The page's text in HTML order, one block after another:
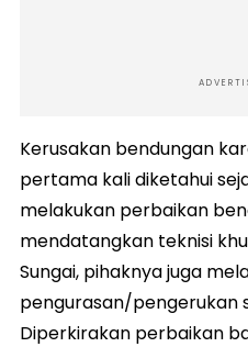
Kerusakan bendungan
pertama kali diketahui
melakukan perbaikan
mendatangkan teknisi
Sungai, pihaknya juga
pengurasan/pengerukan
Diperkirakan perbaikan